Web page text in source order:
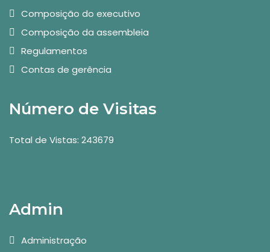
Composição do executivo
Composição da assembleia
Regulamentos
Contas de gerência
Número de Visitas
Total de Vistas: 243679
Admin
Administração